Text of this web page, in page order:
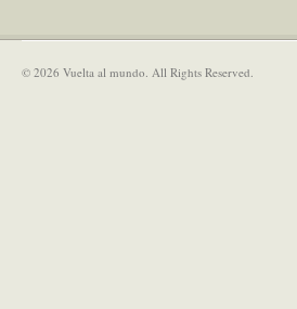
© 2026 Vuelta al mundo. All Rights Reserved.